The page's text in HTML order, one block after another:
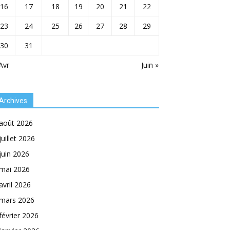
Juin »
16 17 18 19 20 21
22
23
24 25 26 27 28
29
30
31
2026
2026
2026
2026
2026
2026
2026